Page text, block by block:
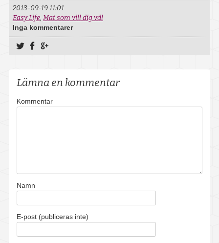
Om oss
Kontakt
2013-09-19 11:01
Easy Life, Mat som vill dig väl
Inga kommentarer
Dela på Twitter
Dela på Facebook
Lämna en kommentar
Kommentar
Namn
E-post (publiceras inte)